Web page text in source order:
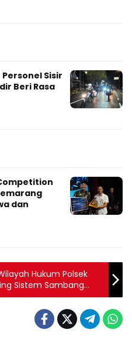
Sisir
Beri Rasa
dan
Hukum Polsek
Sistem Sambang
Beri Pesan